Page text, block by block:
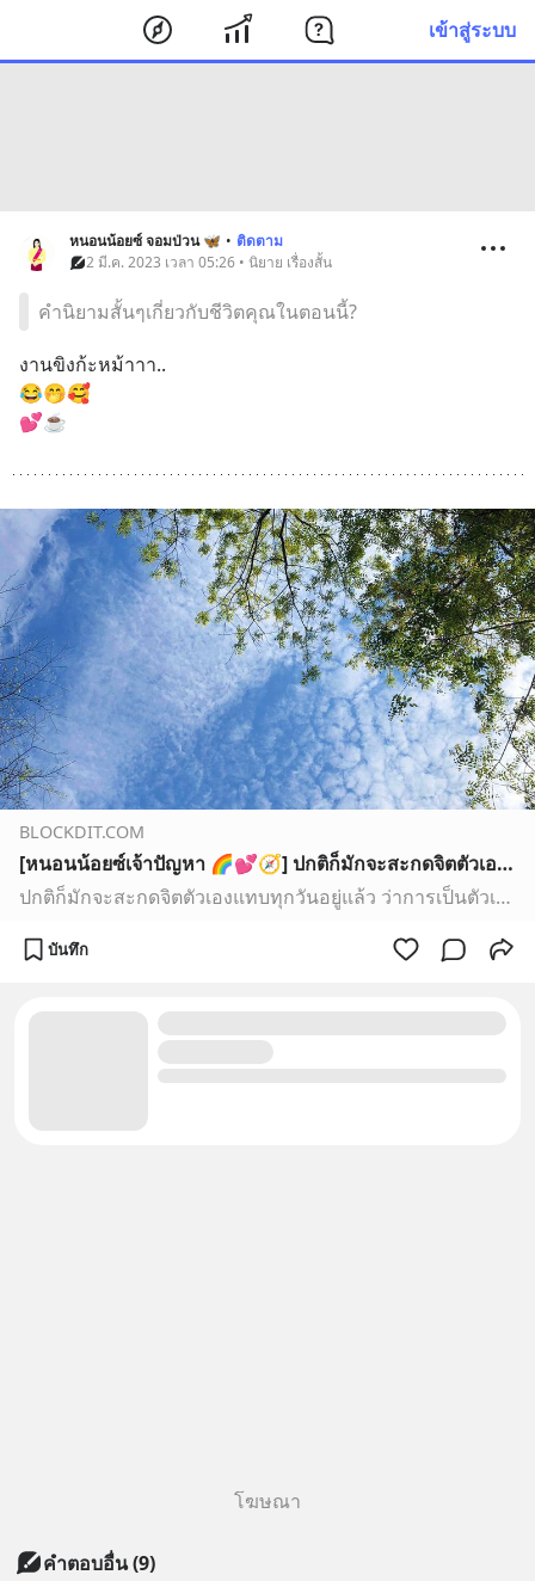
เข้าสู่ระบบ
หนอนน้อยซ์ จอมป่วน 🦋 • ติดตาม
2 มี.ค. 2023 เวลา 05:26 • นิยาย เรื่องสั้น
คำนิยามสั้นๆเกี่ยวกับชีวิตคุณในตอนนี้?
งานขิงก้ะหม้าาา..
😂🤭🥰
💕☕
BLOCKDIT.COM
[หนอนน้อยซ์เจ้าปัญหา 🌈💕🧭] ปกติก็มักจะสะกดจิตตัวเองแทบทุกวันอยู่แล้ว ว่าการเป็นตัวเรา คือโคตระจะโชคดีเลย ( แถมยังได้ผลด้วยนะเอ้อ เชื่อเค้าๆ ) 🤩🤭☺️ แต่จะเอาทริปเชียงใหม่ที่เพิ่งไปหมาดๆ มาขิง เอ๊ยย... เล่าให้เพื่อนๆ ได้แอบหม
ปกติก็มักจะสะกดจิตตัวเองแทบทุกวันอยู่แล้ว ว่าการเป็นตัวเรา คือโคตระจะโชคดีเลย ( แถมยังได้ผลด้วยนะเอ้อ เชื่อเค้าๆ ) 🤩🤭☺️
บันทึก
โฆษณา
คำตอบอื่น(9)